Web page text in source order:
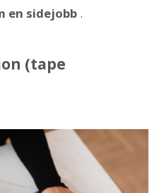
en sidejobb .
(tape